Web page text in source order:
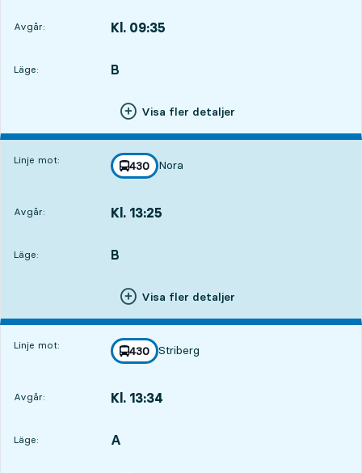
Avgår: Kl. 09:35
Läge:
LÄGE, B
,
Visa fler detaljer
Linje mot: linje
430
mot
Nora
,
Avgår: Kl. 13:25
Läge:
LÄGE, B
,
Visa fler detaljer
Linje mot: linje
430
mot
Striberg
,
Avgår: Kl. 13:34
Läge:
LÄGE, A
,